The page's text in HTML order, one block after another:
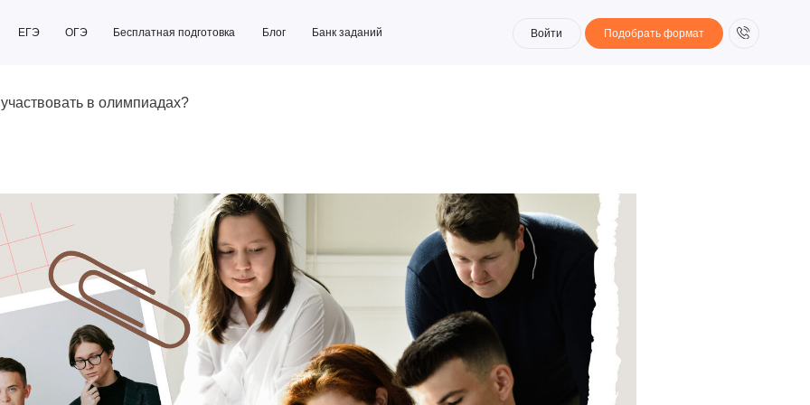
Подобрать формат
Бесплатная подготовка Блог Банк заданий
ОГЭ Подобрать формат
Бесплатная подготовка Блог Банк заданий
в олимпиадах?